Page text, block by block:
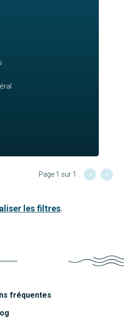
Page 1 sur 1
les filtres.
fréquentes